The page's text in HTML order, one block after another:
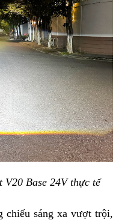
Base 24V thực tế
chiếu sáng xa vượt trội,